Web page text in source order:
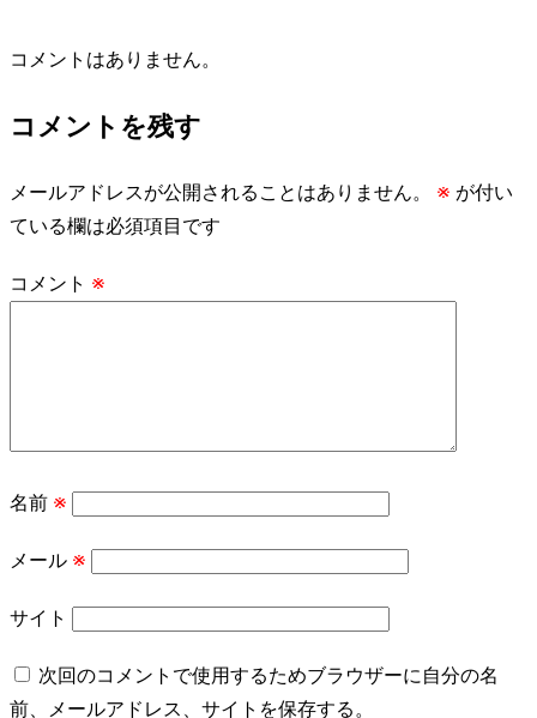
コメントはありません。
コメントを残す
メールアドレスが公開されることはありません。 ※ が付い
ている欄は必須項目です
コメント ※
名前 ※
メール ※
サイト
次回のコメントで使用するためブラウザーに自分の名
前、メールアドレス、サイトを保存する。